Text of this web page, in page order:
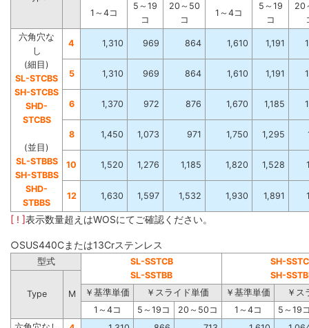
1～4コ
5～19
コ
20～50
コ
1～4コ
5～19
コ
20
六角穴な
し
(細目)
SL-STCBS
SH-STCBS
SHD-
STCBS
(並目)
SL-STBBS
SH-STBBS
SHD-
STBBS
4 1,310 969 864 1,610 1,191
5 1,310 969 864 1,610 1,191
6 1,370 972 876 1,670 1,185
8 1,450 1,073 971 1,750 1,295
10 1,520 1,276 1,185 1,820 1,528
12 1,630 1,597 1,532 1,930 1,891
[ ! ]表示数量超えはWOSにてご確認ください。
○SUS440Cまたは13Crステンレス
型式
SL-SSTCB
SL-SSTBB
SH-
SH-
Type
M ￥基準単価 ￥スライド単価 ￥基準単価
￥ス
1～4コ
5～19コ 20～50コ 1～4コ
5～19